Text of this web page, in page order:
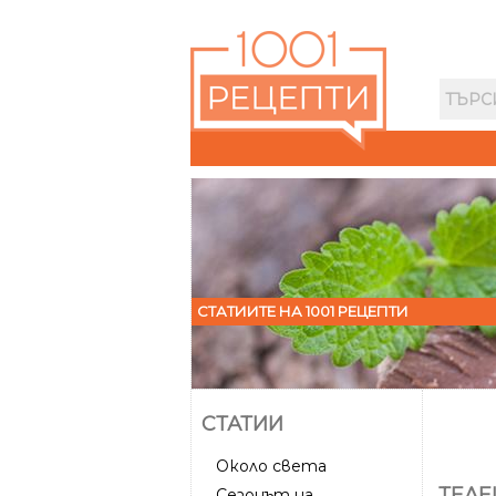
СТАТИИТЕ НА 1001 РЕЦЕПТИ
СТАТИИ
Около света